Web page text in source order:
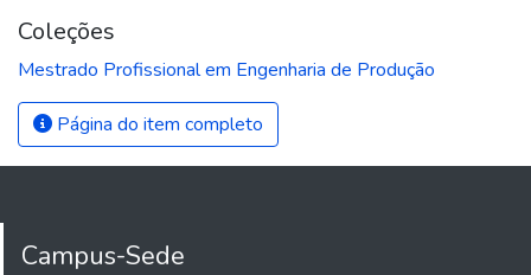
Coleções
Mestrado Profissional em Engenharia de Produção
Página do item completo
Campus-Sede